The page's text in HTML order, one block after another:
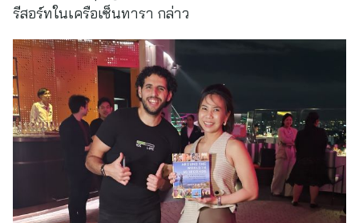
รีสอร์ทในเครือเซ็นทารา กล่าว